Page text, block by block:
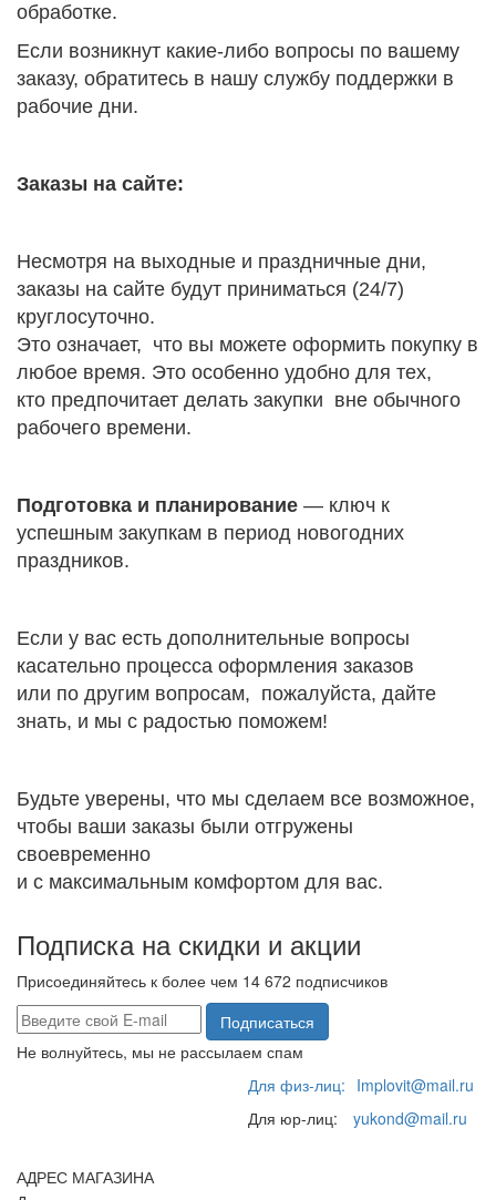
обработке.
Если возникнут какие-либо вопросы по вашему
заказу, обратитесь в нашу службу поддержки в
рабочие дни.
Заказы на сайте:
Несмотря на выходные и праздничные дни,
заказы на сайте будут приниматься (24/7)
круглосуточно.
Это означает, что вы можете оформить покупку в
любое время. Это особенно удобно для тех,
кто предпочитает делать закупки вне обычного
рабочего времени.
Подготовка и планирование — ключ к
успешным закупкам в период новогодних
праздников.
Если у вас есть дополнительные вопросы
касательно процесса оформления заказов
или по другим вопросам, пожалуйста, дайте
знать, и мы с радостью поможем!
Будьте уверены, что мы сделаем все возможное,
чтобы ваши заказы были отгружены
своевременно
и с максимальным комфортом для вас.
Подписка на скидки и акции
Присоединяйтесь к более чем 14 672 подписчиков
Подписаться
Не волнуйтесь, мы не рассылаем спам
Для физ-лиц: Implovit@mail.ru
Для юр-лиц:
yukond@mail.ru
АДРЕС МАГАЗИНА